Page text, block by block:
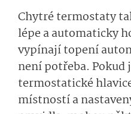
Chytré termostaty
lépe a automaticky
vypínají topení
není potřeba. Pokud
termostatické
místností a